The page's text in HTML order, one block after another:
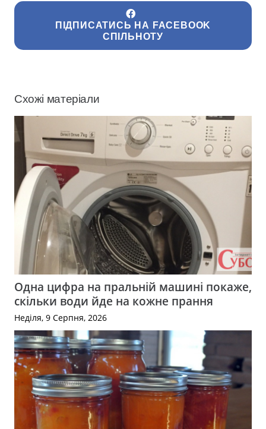
ПІДПИСАТИСЬ НА FACEBOOK
СПІЛЬНОТУ
Схожі матеріали
Одна цифра на пральній машині покаже,
скільки води йде на кожне прання
Неділя, 9 Серпня, 2026